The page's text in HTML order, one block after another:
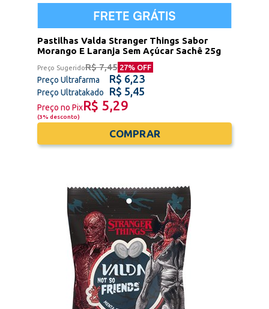
Pastilhas Valda Stranger Things Sabor
Morango E Laranja Sem Açúcar Sachê 25g
Preço SugeridoR$ 7,45 27% OFF
Preço Ultrafarma R$ 6,23
Preço Ultratakado R$ 5,45
Preço no PixR$ 5,29
(3% desconto)
COMPRAR